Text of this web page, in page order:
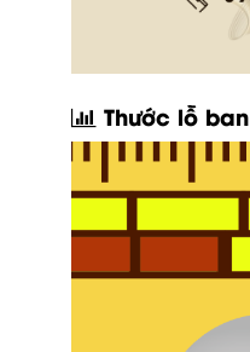
Thước lỗ ban